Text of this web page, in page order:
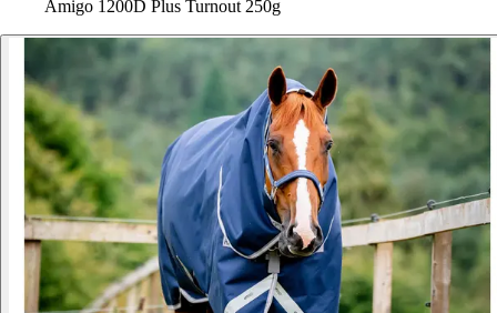
Amigo 1200D Plus Turnout 250g